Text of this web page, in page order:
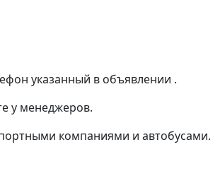
указанный в объявлении .
у менеджеров.
компаниями и автобусами.